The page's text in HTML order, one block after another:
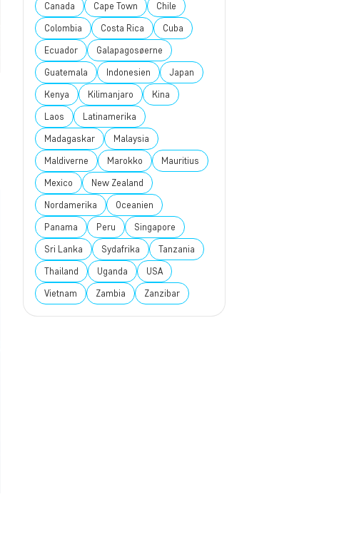
Canada Cape Town Chile
Colombia Costa Rica Cuba
Ecuador Galapagosøerne
Guatemala Indonesien Japan
Kenya Kilimanjaro Kina
Laos Latinamerika
Madagaskar Malaysia
Maldiverne Marokko Mauritius
Mexico New Zealand
Nordamerika Oceanien
Panama Peru Singapore
Sri Lanka Sydafrika Tanzania
Thailand Uganda USA
Vietnam Zambia Zanzibar